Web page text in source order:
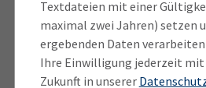
Textdateien mit einer
maximal zwei Jahren) setzen
ergebenden Daten
Ihre Einwilligung jederzeit mit
Zukunft in unserer
30 Punkten liegt.
Schwerpunkt der mündlichen
Fachpraxis. Ergänzende Fragen